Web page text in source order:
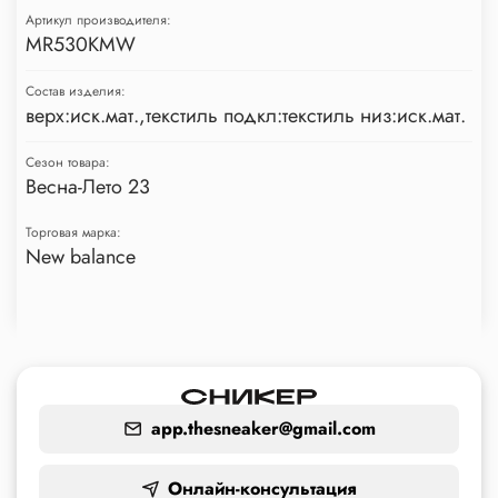
Артикул производителя:
MR530KMW
Состав изделия:
верх:иск.мат.,текстиль подкл:текстиль низ:иск.мат.
Сезон товара:
Весна-Лето 23
Торговая марка:
New balance
app.thesneaker@gmail.com
Онлайн-консультация